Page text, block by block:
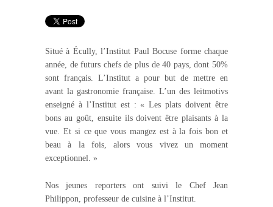
Situé à Écully, l’Institut Paul Bocuse forme chaque
année, de futurs chefs de plus de 40 pays, dont 50%
sont français. L’Institut a pour but de mettre en
avant la gastronomie française. L’un des leitmotivs
enseigné à l’Institut est : « Les plats doivent être
bons au goût, ensuite ils doivent être plaisants à la
vue. Et si ce que vous mangez est à la fois bon et
beau à la fois, alors vous vivez un moment
exceptionnel. »
Nos jeunes reporters ont suivi le Chef Jean
Philippon, professeur de cuisine à l’Institut.